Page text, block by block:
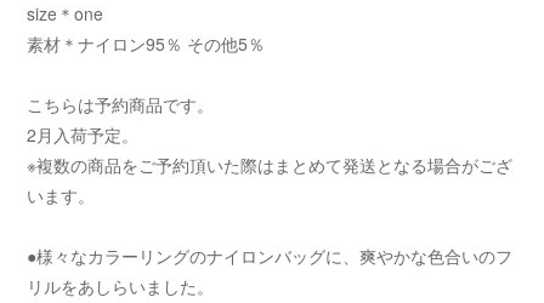
size＊one
素材＊ナイロン95％ その他5％
こちらは予約商品です。
2月入荷予定。
※複数の商品をご予約頂いた際はまとめて発送となる場合がござ
います。
●様々なカラーリングのナイロンバッグに、爽やかな色合いのフ
リルをあしらいました。